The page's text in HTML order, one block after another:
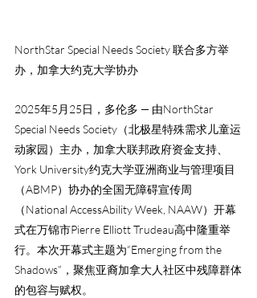
NorthStar Special Needs Society 联合多方举
办，加拿大约克大学协办
2025年5月25日，多伦多 — 由NorthStar
Special Needs Society（北极星特殊需求儿童运
动家园）主办，加拿大联邦政府资金支持、
York University约克大学亚洲商业与管理项目
（ABMP）协办的全国无障碍宣传周
（National AccessAbility Week, NAAW）开幕
式在万锦市Pierre Elliott Trudeau高中隆重举
行。本次开幕式主题为“Emerging from the
Shadows”，聚焦亚裔加拿大人社区中残障群体
的包容与赋权。